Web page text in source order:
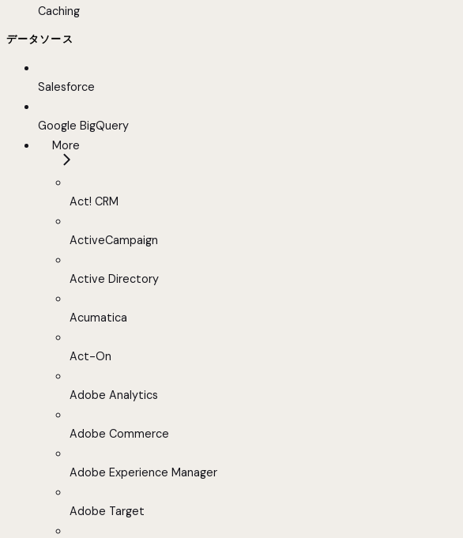
Caching
データソース
Salesforce
Google BigQuery
More
Act! CRM
ActiveCampaign
Active Directory
Acumatica
Act-On
Adobe Analytics
Adobe Commerce
Adobe Experience Manager
Adobe Target